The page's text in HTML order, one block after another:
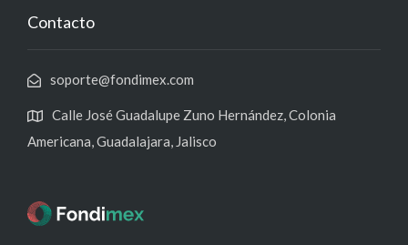
Contacto
soporte@fondimex.com
Calle José Guadalupe Zuno Hernández, Colonia
Americana, Guadalajara, Jalisco